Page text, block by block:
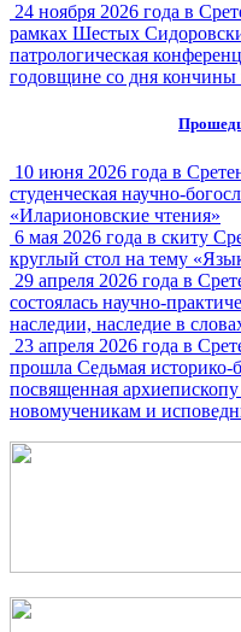
24 ноября 2026 года в
рамках Шестых
патрологическая
годовщине со дня
10 июня 2026 года в
студенческая научно-
«Иларионовские чтения»
6 мая 2026 года в скиту
круглый стол на тему
29 апреля 2026 года в
состоялась научно-
наследии, наследие в
23 апреля 2026 года в
прошла Седьмая историко-
посвященная
новомученикам и